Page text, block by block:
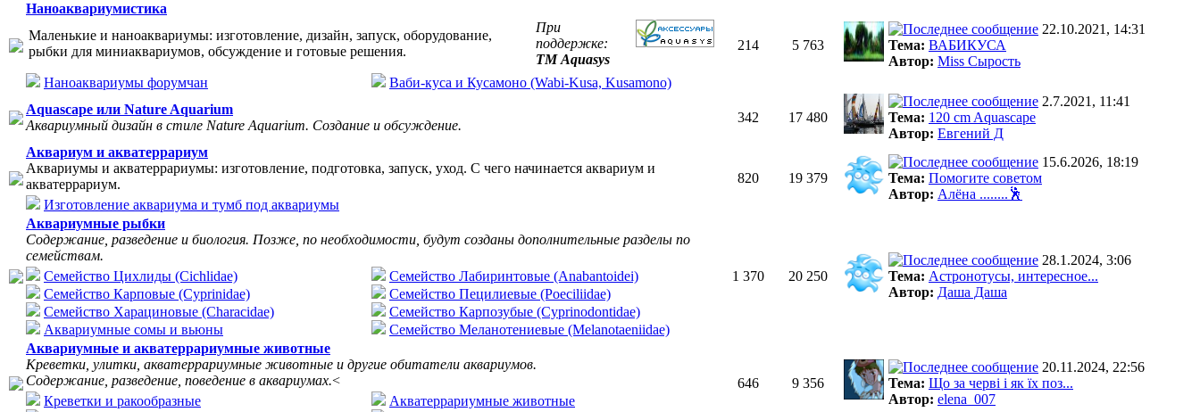
Наноаквариумистика
Маленькие и наноаквариумы: изготовление, дизайн, запуск, оборудование,
рыбки для миниаквариумов, обсуждение и готовые решения.
При
поддержке:
ТМ Aquasys
Наноаквариумы форумчан
Ваби-куса и Кусамоно (Wabi-Kusa, Kusamono)
214 5 763
22.10.2021, 14:31
Тема: ВАБИКУСА
Автор: Miss Сырость
Aquascape или Nature Aquarium
Аквариумный дизайн в стиле Nature Aquarium. Создание и обсуждение.
342 17 480
2.7.2021, 11:41
Тема: 120 cm Aquascape
Автор: Евгений Д
Аквариум и акватеррариум
Аквариумы и акватеррариумы: изготовление, подготовка, запуск, уход. С чего начинается аквариум и
акватеррариум.
Изготовление аквариума и тумб под аквариумы
820 19 379
15.6.2026, 18:19
Тема: Помогите советом
Автор: Алёна ........🕺
Аквариумные рыбки
Содержание, разведение и биология. Позже, по необходимости, будут созданы дополнительные разделы по
семействам.
Семейство Цихлиды (Cichlidae)
Семейство Карповые (Cyprinidae)
Семейство Харациновые (Characidae)
Аквариумные сомы и вьюны
Семейство Лабиринтовые (Anabantoidei)
Cемейство Пецилиевые (Poeciliidae)
Семейство Карпозубые (Cyprinodontidae)
Семейство Меланотениевые (Melanotaeniidae)
1 370 20 250
28.1.2024, 3:06
Тема: Астронотусы, интересное...
Автор: Даша Даша
Аквариумные и акватеррариумные животные
Креветки, улитки, акватеррариумные животные и другие обитатели аквариумов.
Содержание, разведение, поведение в аквариумах.<
Креветки и ракообразные
Акватеррариумные животные
646 9 356
20.11.2024, 22:56
Тема: Що за черві і як їх поз...
Автор: elena_007